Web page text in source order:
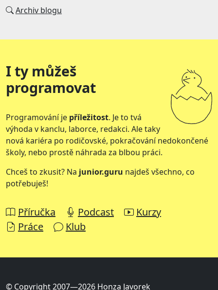
Archiv blogu
I ty můžeš
programovat
Programování je příležitost. Je to tvá
výhoda v kanclu, laborce, redakci. Ale taky
nová kariéra po rodičovské, pokračování nedokončené
školy, nebo prostě náhrada za blbou práci.
Chceš to zkusit? Na junior.guru najdeš všechno, co
potřebuješ!
Příručka Podcast
Kurzy
Práce
Klub
© Copyright 2007—2026 Honza Javorek